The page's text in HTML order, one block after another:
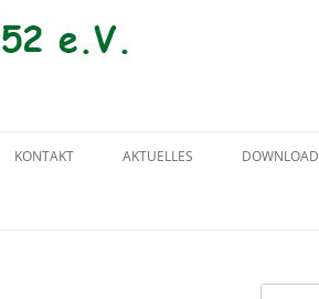
Inhalt
KONTAKT AKTUELLES DOWNLOAD